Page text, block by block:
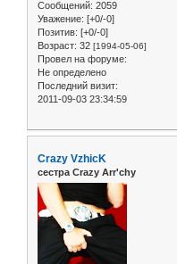
Сообщений: 2059
Уважение: [+0/-0]
Позитив: [+0/-0]
Возраст: 32 [1994-05-06]
Провел на форуме:
Не определено
Последний визит:
2011-09-03 23:34:59
Crazy VzhicK
сестра Crazy Arr'chy